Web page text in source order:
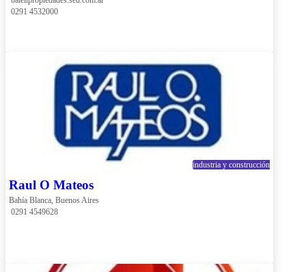
baielipropiedades.sed.com.ar
0291 4532000
industria y construcción
Raul O Mateos
Bahía Blanca, Buenos Aires
0291 4549628